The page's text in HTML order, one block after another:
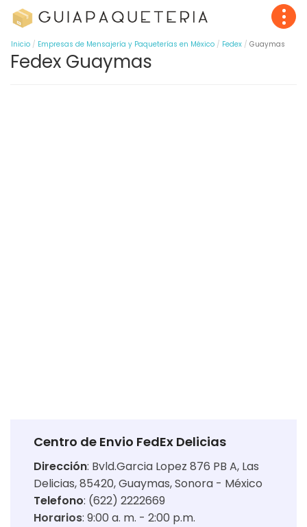
Inicio Empresas de Mensajería y Paqueterías en México Fedex Guaymas
Fedex Guaymas
Centro de Envio FedEx Delicias
Dirección: Bvld.Garcia Lopez 876 PB A, Las
Delicias, 85420, Guaymas, Sonora - México
Telefono: (622) 2222669
Horarios: 9:00 a. m. - 2:00 p.m.